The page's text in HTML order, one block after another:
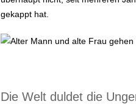
gekappt hat.
Die Welt duldet die